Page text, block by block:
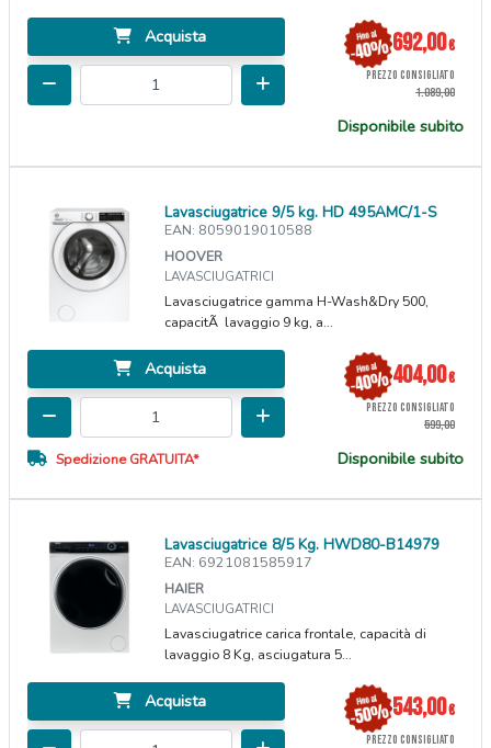
Acquista 692,00€
PREZZO CONSIGLIATO
1.089,00
Disponibile subito
Lavasciugatrice 9/5 kg. HD 495AMC/1-S
EAN: 8059019010588
HOOVER
LAVASCIUGATRICI
Lavasciugatrice gamma H-Wash&Dry 500,
capacitÃ lavaggio 9 kg, a...
Acquista 404,00€
PREZZO CONSIGLIATO
599,00
Spedizione GRATUITA* Disponibile subito
Lavasciugatrice 8/5 Kg. HWD80-B14979
EAN: 6921081585917
HAIER
LAVASCIUGATRICI
Lavasciugatrice carica frontale, capacità di
lavaggio 8 Kg, asciugatura 5...
Acquista 543,00€
PREZZO CONSIGLIATO